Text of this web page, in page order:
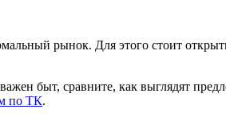
рынок. Для этого стоит
быт, сравните, как выглядят
по ТК.